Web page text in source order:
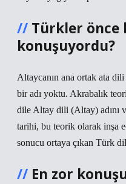
Türkler önce
konuşuyordu?
Altaycanın ana ortak ata
bir adı yoktu. Akrabalık
dile Altay dili (Altay) adını
tarihi, bu teorik olarak inşa
sonucu ortaya çıkan Türk
En zor